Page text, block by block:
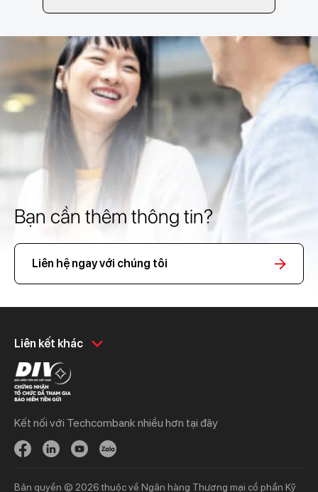
Bạn cần thêm thông tin?
Liên hệ ngay với chúng tôi
Liên kết khác
Khách hàng cá nhân
Chi tiêu
Tiết kiệm
Vay
Đầu tư
Bảo hiểm
Thương mại
Kết nối với Techcombank nhiều hơn tại đây
Bản quyền © 2026 thuộc về Ngân hàng Thương mại cổ phần Kỹ